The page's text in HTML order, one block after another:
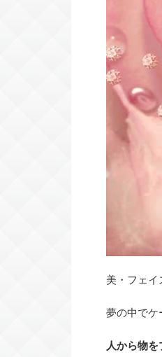
美・フェ
夢の中でケ
人から物